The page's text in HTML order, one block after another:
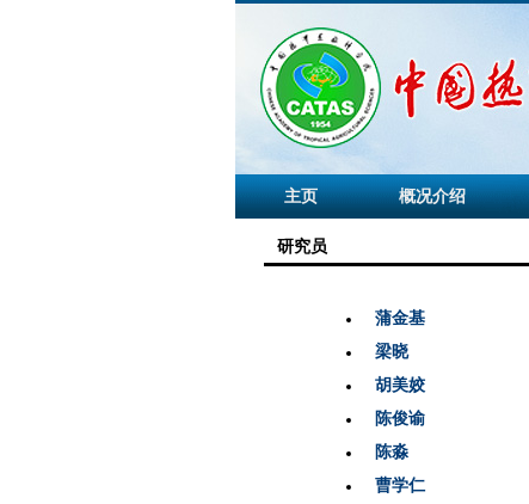
主页 概况介绍
研究员
蒲金基
梁晓
胡美姣
陈俊谕
陈淼
曹学仁